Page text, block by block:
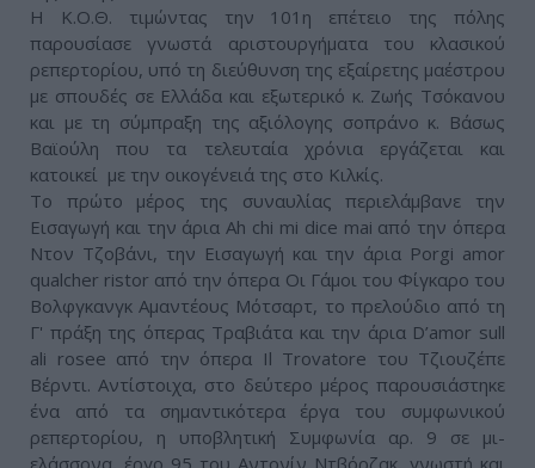
Η Κ.Ο.Θ. τιμώντας την 101η επέτειο της πόλης
παρουσίασε γνωστά αριστουργήματα του κλασικού
ρεπερτορίου, υπό τη διεύθυνση της εξαίρετης μαέστρου
με σπουδές σε Ελλάδα και εξωτερικό κ. Ζωής Τσόκανου
και με τη σύμπραξη της αξιόλογης σοπράνο κ. Βάσως
Βαϊούλη που τα τελευταία χρόνια εργάζεται και
κατοικεί με την οικογένειά της στο Κιλκίς.
Το πρώτο μέρος της συναυλίας περιελάμβανε την
Εισαγωγή και την άρια Ah chi mi dice mai από την όπερα
Ντον Τζοβάνι, την Εισαγωγή και την άρια Porgi amor
qualcher ristor από την όπερα Οι Γάμοι του Φίγκαρο του
Βολφγκανγκ Αμαντέους Μότσαρτ, το πρελούδιο από τη
Γ' πράξη της όπερας Τραβιάτα και την άρια D’amor sull
ali rosee από την όπερα Il Trovatore του Τζιουζέπε
Βέρντι. Αντίστοιχα, στο δεύτερο μέρος παρουσιάστηκε
ένα από τα σημαντικότερα έργα του συμφωνικού
ρεπερτορίου, η υποβλητική Συμφωνία αρ. 9 σε μι-
ελάσσονα, έργο 95 του Αντονίν Ντβόρζακ, γνωστή και